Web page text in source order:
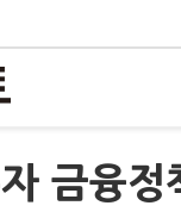
금융정